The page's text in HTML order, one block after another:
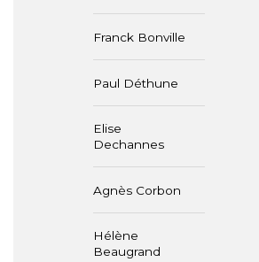
Franck Bonville
Paul Déthune
Elise
Dechannes
Agnès Corbon
Hélène
Beaugrand